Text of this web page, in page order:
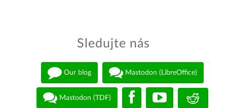
Sledujte nás
Our blog Mastodon (LibreOffice)
Mastodon (TDF)